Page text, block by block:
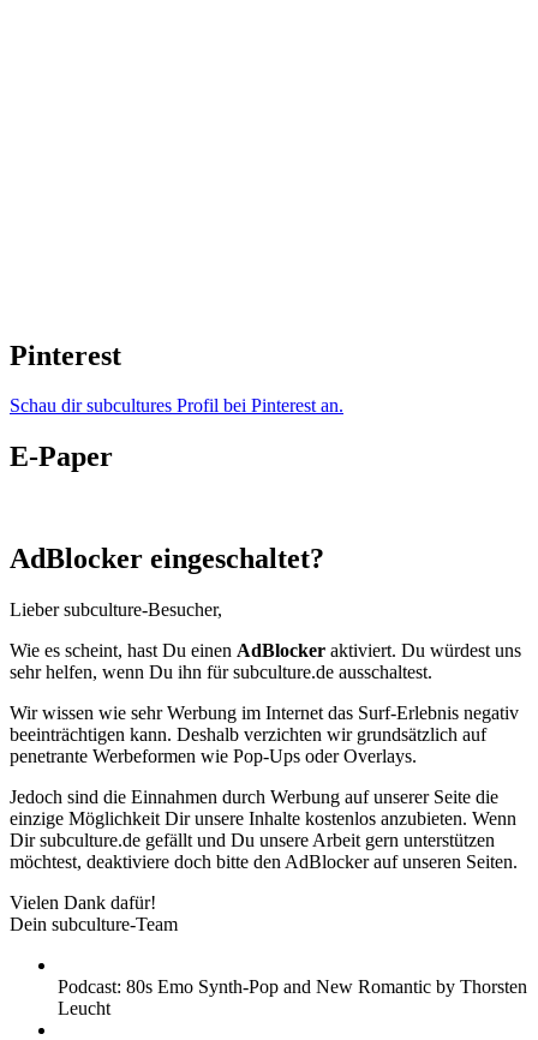
Pinterest
Schau dir subcultures Profil bei Pinterest an.
E-Paper
AdBlocker eingeschaltet?
Lieber subculture-Besucher,
Wie es scheint, hast Du einen AdBlocker aktiviert. Du würdest uns
sehr helfen, wenn Du ihn für subculture.de ausschaltest.
Wir wissen wie sehr Werbung im Internet das Surf-Erlebnis negativ
beeinträchtigen kann. Deshalb verzichten wir grundsätzlich auf
penetrante Werbeformen wie Pop-Ups oder Overlays.
Jedoch sind die Einnahmen durch Werbung auf unserer Seite die
einzige Möglichkeit Dir unsere Inhalte kostenlos anzubieten. Wenn
Dir subculture.de gefällt und Du unsere Arbeit gern unterstützen
möchtest, deaktiviere doch bitte den AdBlocker auf unseren Seiten.
Vielen Dank dafür!
Dein subculture-Team
Podcast: 80s Emo Synth-Pop and New Romantic by Thorsten
Leucht